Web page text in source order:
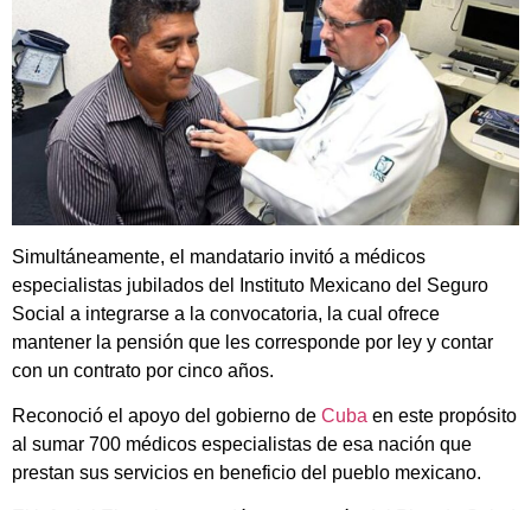
Simultáneamente, el mandatario invitó a médicos
especialistas jubilados del Instituto Mexicano del Seguro
Social a integrarse a la convocatoria, la cual ofrece
mantener la pensión que les corresponde por ley y contar
con un contrato por cinco años.
Reconoció el apoyo del gobierno de Cuba en este propósito
al sumar 700 médicos especialistas de esa nación que
prestan sus servicios en beneficio del pueblo mexicano.